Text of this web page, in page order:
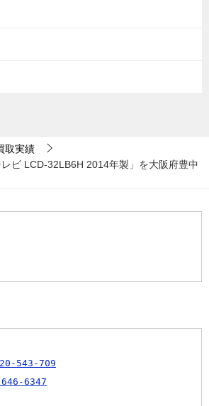
取実績
レビ LCD-32LB6H 2014年製」を大阪府豊中
543-709
6347